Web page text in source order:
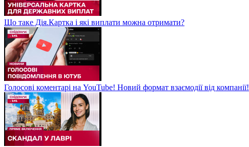
Що таке Дія.Картка і які виплати можна отримати?
Голосові коментарі на YouTube! Новий формат взаємодії від компанії!